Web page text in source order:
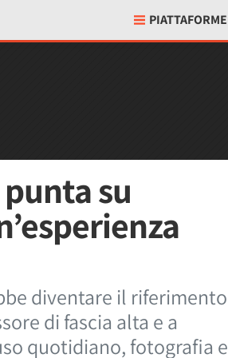
PIATTAFORME
su
diventare il riferimento
di fascia alta e a
quotidiano, fotografia e